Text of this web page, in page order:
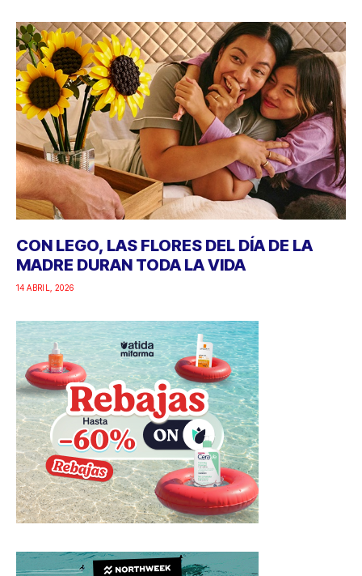
CON LEGO, LAS FLORES DEL DÍA DE LA
MADRE DURAN TODA LA VIDA
14 ABRIL, 2026